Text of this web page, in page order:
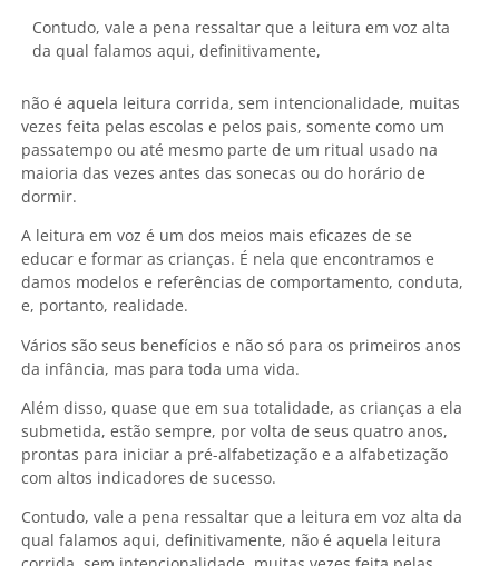
Contudo, vale a pena ressaltar que a leitura em voz alta
da qual falamos aqui, definitivamente,
não é aquela leitura corrida, sem intencionalidade, muitas
vezes feita pelas escolas e pelos pais, somente como um
passatempo ou até mesmo parte de um ritual usado na
maioria das vezes antes das sonecas ou do horário de
dormir.
A leitura em voz é um dos meios mais eficazes de se
educar e formar as crianças. É nela que encontramos e
damos modelos e referências de comportamento, conduta,
e, portanto, realidade.
Vários são seus benefícios e não só para os primeiros anos
da infância, mas para toda uma vida.
Além disso, quase que em sua totalidade, as crianças a ela
submetida, estão sempre, por volta de seus quatro anos,
prontas para iniciar a pré-alfabetização e a alfabetização
com altos indicadores de sucesso.
Contudo, vale a pena ressaltar que a leitura em voz alta da
qual falamos aqui, definitivamente, não é aquela leitura